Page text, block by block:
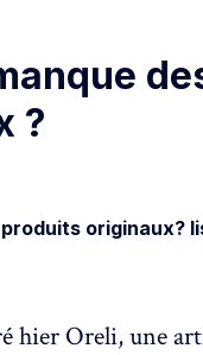
?
originaux?
hier Oreli, une